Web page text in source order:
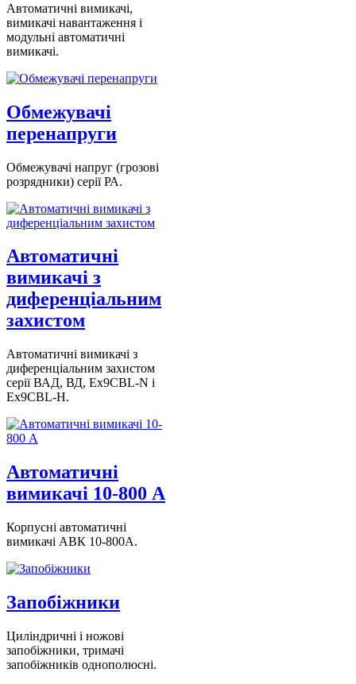
Автоматичні вимикачі,
вимикачі навантаження і
модульні автоматичні
вимикачі.
Обмежувачі
перенапруги
Обмежувачі напруг (грозові
розрядники) серії РА.
Автоматичні
вимикачі з
диференціальним
захистом
Автоматичні вимикачі з
диференціальним захистом
серії ВАД, ВД, Ex9CBL-N і
Ex9CBL-H.
Автоматичні
вимикачі 10-800 А
Корпусні автоматичні
вимикачі АВК 10-800А.
Запобіжники
Циліндричні і ножові
запобіжники, тримачі
запобіжників однополюсні.